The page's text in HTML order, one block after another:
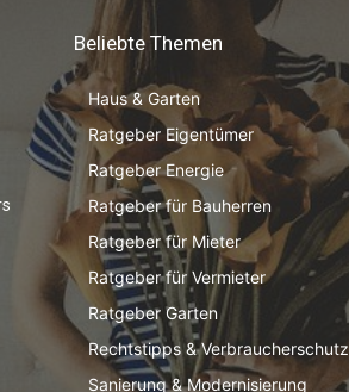
Beliebte Themen
Haus & Garten
Ratgeber Eigentümer
Ratgeber Energie
Ratgeber für Bauherren
Ratgeber für Mieter
Ratgeber für Vermieter
Ratgeber Garten
Rechtstipps & Verbraucherschutz
Sanierung & Modernisierung